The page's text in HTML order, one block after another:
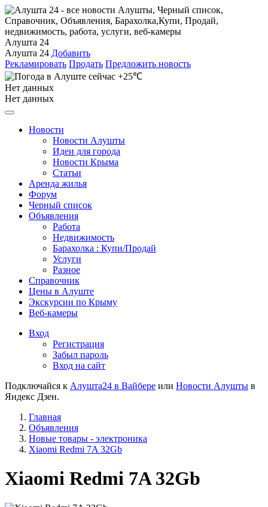
Алушта 24
Алушта 24 Добавить
Рекламировать Продать Предложить новость
+25℃
Нет данных
Нет данных
Новости
Новости Алушты
Идеи для города
Новости Крыма
Статьи
Аренда жилья
Форум
Черный список
Объявления
Работа
Недвижимость
Барахолка : Купи/Продай
Услуги
Разное
Справочник
Цены в Алуште
Экскурсии по Крыму
Веб-камеры
Вход
Регистрация
Забыл пароль
Вход на сайт
Подключайся к Алушта24 в Вайбере или Новости Алушты в
Яндекс Дзен.
Главная
Объявления
Новые товары - электроника
Xiaomi Redmi 7A 32Gb
Xiaomi Redmi 7A 32Gb